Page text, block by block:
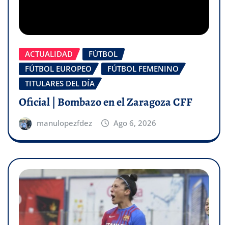
ACTUALIDAD
FÚTBOL
FÚTBOL EUROPEO
FÚTBOL FEMENINO
TITULARES DEL DÍA
Oficial | Bombazo en el Zaragoza CFF
manulopezfdez Ago 6, 2026